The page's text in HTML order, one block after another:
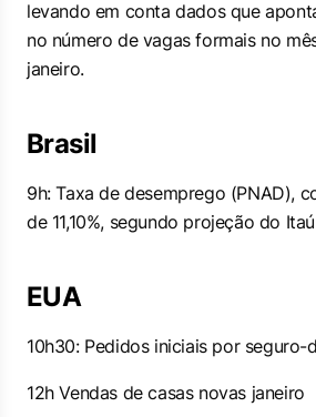
levando em conta dados que
no número de vagas formais no
janeiro.
Brasil
9h: Taxa de desemprego (PNAD),
de 11,10%, segundo projeção do Itaú
EUA
10h30: Pedidos iniciais por seguro-
12h Vendas de casas novas janeiro